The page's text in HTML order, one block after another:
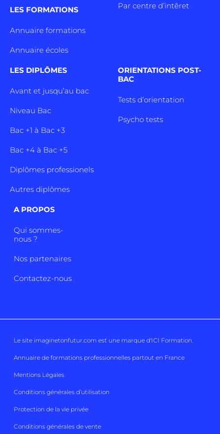
LES FORMATIONS
Annuaire formations
Annuaire écoles
Par centre d’intêret
LES DIPLÔMES
Avant et jusqu’au bac
Niveau Bac
Bac +1 à Bac +3
Bac +4 à Bac +5
Diplômes professionels
Autres diplômes
ORIENTATIONS POST-
BAC
Tests d’orientation
Psycho tests
A PROPOS
Qui sommes-
nous ?
Nos partenaires
Contactez-nous
Le site imaginetonfutur.com est une marque d'ICI Formation.
Annuaire de formations professionnelles partout en France
Mentions Légales
Conditions générales d’utilisation
Protection de la vie privée
Conditions générales de vente